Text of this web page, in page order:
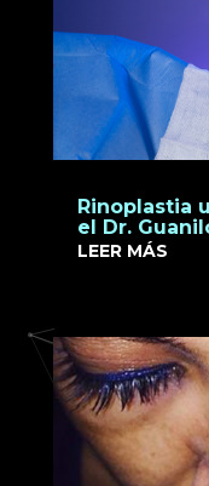
Rinoplastia
el Dr.
LEER MÁS